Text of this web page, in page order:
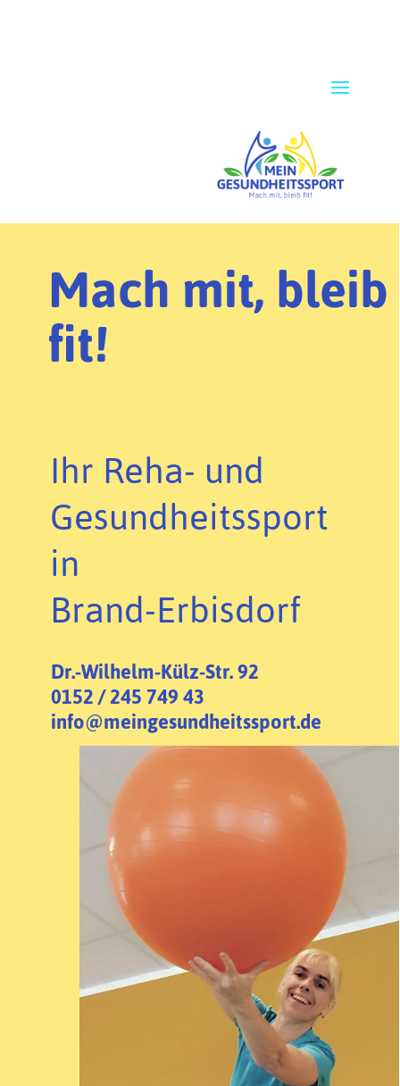
Mach mit, bleib
fit!
Ihr Reha- und
Gesundheitssport
in
Brand-Erbisdorf
Dr.-Wilhelm-Külz-Str. 92
0152 / 245 749 43
info@meingesundheitssport.de